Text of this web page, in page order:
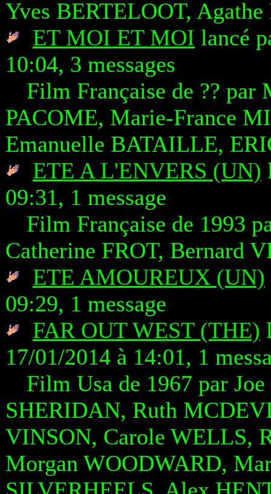
Yves BERTELOOT,
ET MOI ET MOI lancé
10:04, 3 messages
Film Française de ??
PACOME, Marie-France
Emanuelle BATAILLE,
ETE A L'ENVERS (UN)
09:31, 1 message
Film Française de 1993
Catherine FROT, Bernard
ETE AMOUREUX (UN)
09:29, 1 message
FAR OUT WEST (THE)
17/01/2014 à 14:01, 1
Film Usa de 1967 par
SHERIDAN, Ruth
VINSON, Carole WELLS,
Morgan WOODWARD,